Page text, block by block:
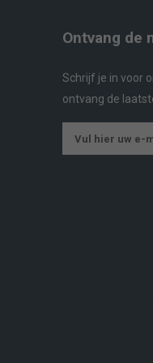
Ontvang de
Schrijf je in voor
ontvang de